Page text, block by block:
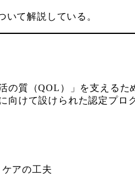
の質（QOL）」を支えるた
けて設けられた認定プロ
アの工夫